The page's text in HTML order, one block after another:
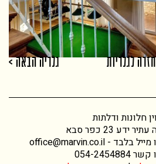
חזרה לגלריות גלריה הבאה >
חלונות ודלתות
23 כפר סבא
מייל בלבד -office@marvin.co.il
קשר054-2454884